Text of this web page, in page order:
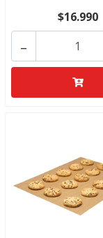
$16.990
-